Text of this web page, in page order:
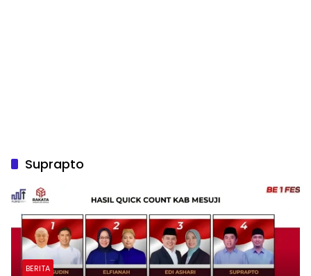
Suprapto
BERITA